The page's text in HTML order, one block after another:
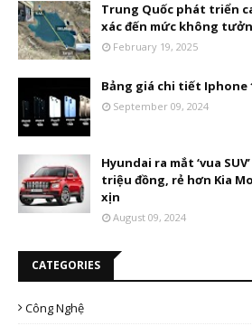
Trung Quốc phát triển
xác đến mức không
February 19, 2025
Bảng giá chi tiết Iphone
September 09, 2024
Hyundai ra mắt ‘vua
triệu đồng, rẻ hơn Kia
xịn
August 09, 2024
CATEGORIES
Công Nghệ